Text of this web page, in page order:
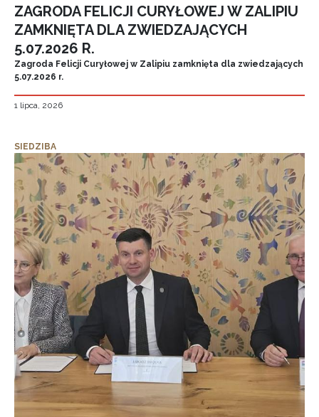
ZAGRODA FELICJI CURYŁOWEJ W ZALIPIU
ZAMKNIĘTA DLA ZWIEDZAJĄCYCH
5.07.2026 R.
Zagroda Felicji Curyłowej w Zalipiu zamknięta dla zwiedzających
5.07.2026 r.
1 lipca, 2026
SIEDZIBA